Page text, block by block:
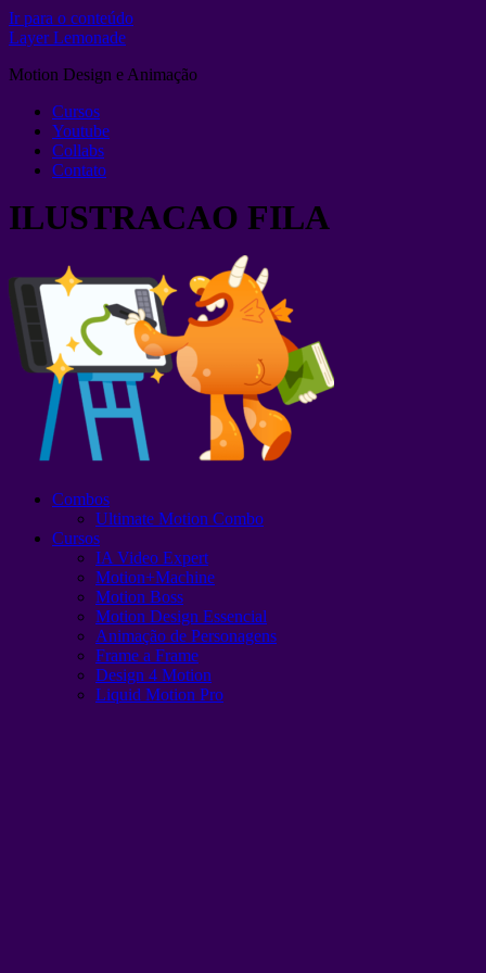
Ir para o conteúdo
Layer Lemonade
Motion Design e Animação
Cursos
Youtube
Collabs
Contato
ILUSTRACAO FILA
Combos
Ultimate Motion Combo
Cursos
IA Video Expert
Motion+Machine
Motion Boss
Motion Design Essencial
Animação de Personagens
Frame a Frame
Design 4 Motion
Liquid Motion Pro